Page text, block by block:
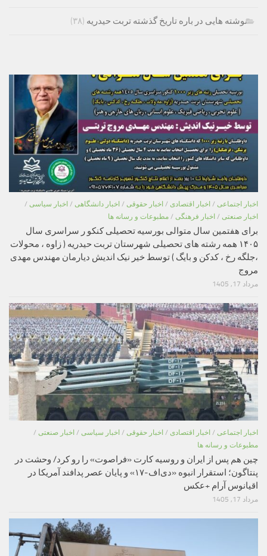
نوشته هایی در باره تاریخ گذشته تربت حیدریه (۳۸)
اخبار اجتماعی / اخبار اقتصادی / اخبار حقوقی / اخبار دانشگاهی / اخبار سیاسی /
اخبار صنعتی / اخبار فرهنگی / مطبوعات و رسانه ها
برای هفتمین سال متوالی بورسیه تحصیلی کنکو ر سراسری سال
۱۴۰۵ همه رشته های تحصیلی شهرستان تربت حیدریه ( زاوه ، محولات
،جلگه رخ ، کدکن و بایگ ) توسط خیر نیک اندیش دیارمان مهندس مهدی
مروج
مرداد 17, 1405
اخبار اجتماعی / اخبار اقتصادی / اخبار حقوقی / اخبار سیاسی / اخبار صنعتی /
مطبوعات و رسانه ها
چین هم پس از ایران و روسیه کارت «فراصوت» را رو کرد/ وحشت در
پنتاگون؛ استقرار انبوه «دی‌اف‑۱۷» و پایان عصر پدافند آمریکا در
اقیانوس آرام +عکس
مرداد 17, 1405